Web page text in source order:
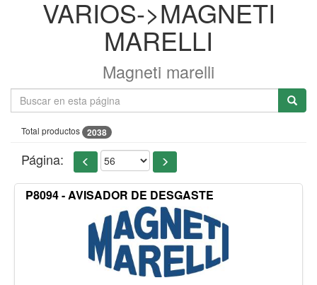
VARIOS->MAGNETI
MARELLI
Magneti marelli
Total productos 2038
Página:
P8094 - AVISADOR DE DESGASTE